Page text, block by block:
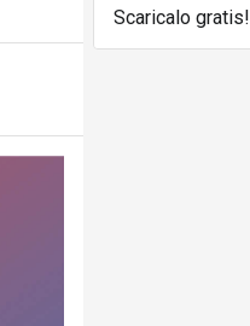
Scaricalo gratis!